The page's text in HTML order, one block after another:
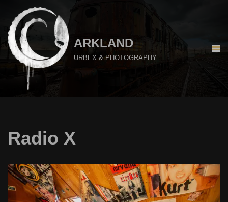
Aller
au
contenu
ARKLAND
URBEX & PHOTOGRAPHY
Radio X